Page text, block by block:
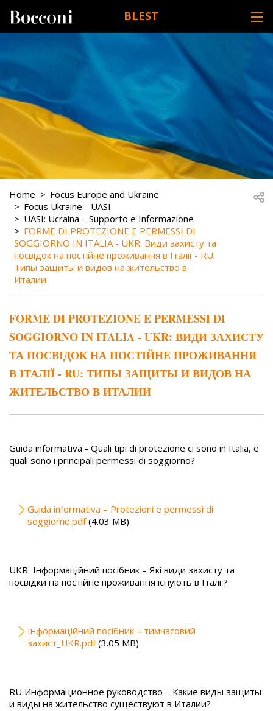
BLEST
BREADCRUMB
Home
Focus Europe and Ukraine
Focus Ukraine - UASI
UASI: Ucraina – Supporto e Informazione
FORME DI PROTEZIONE E PERMESSI DI
SOGGIORNO IN ITALIA - UKR: Види захисту та
посвідок на постійне проживання в Італії - RU:
Типы защиты и видов на жительство в
Италии
FORME DI PROTEZIONE E PERMESSI DI
SOGGIORNO IN ITALIA - UKR: ВИДИ ЗАХИСТУ
ТА ПОСВІДОК НА ПОСТІЙНЕ ПРОЖИВАННЯ
В ІТАЛІЇ - RU: ТИПЫ ЗАЩИТЫ И ВИДОВ НА
ЖИТЕЛЬСТВО В ИТАЛИИ
Guida informativa - Quali tipi di protezione ci sono in Italia, e
quali sono i principali permessi di soggiorno?
File
Guida informativa – Protezioni e permessi di
soggiorno.pdf (4.03 MB)
UKR Інформаційний посібник – Які види захисту та
посвідки на постійне проживання існують в Італії?
File
Інформаційний посібник – тимчасовий
захист_UKR.pdf (3.05 MB)
RU Информационное руководство – Какие виды защиты
и виды на жительство существуют в Италии?